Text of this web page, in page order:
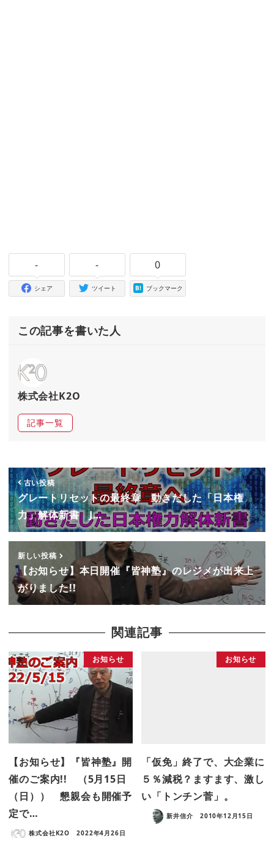
-
シェア
-
ツイート
0
ブックマーク
この記事を書いた人
株式会社K2O
記事一覧
古い投稿
グレートリセットの最終章 動きだした「日本権
力」解体新書 J…
新しい投稿
【お知らせ】本日開催『皆神塾』のレジメが出来上
がりました!!
関連記事
お知らせ
【お知らせ】『皆神塾』開
催のご案内!! （5月15日
（日）） 懇親会も開催予
定で…
株式会社K2O 2022年4月26日
お知らせ
「仮免」終了で、大企業に
５％減税？ますます、激し
い「トンチン菅」。
新井信介 2010年12月15日